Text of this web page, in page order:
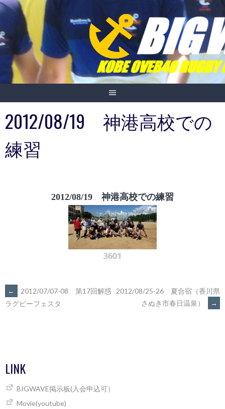
Skip
content
2012/08/19 神港高校での
練習
2012/08/19 神港高校での練習
3601
POST
←
2012/07/07-08 第17回解惑
ラグビーフェスタ
2012/08/25-26 夏合宿（香川県
さぬき市春日温泉）
→
LINK
BIGWAVE掲示板(入会申込可）
Movie(youtube)